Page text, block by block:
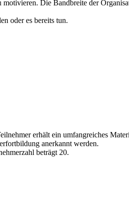
Die Bandbreite der
oder es bereits tun.
erhält ein umfangreiches
anerkannt werden.
beträgt 20.